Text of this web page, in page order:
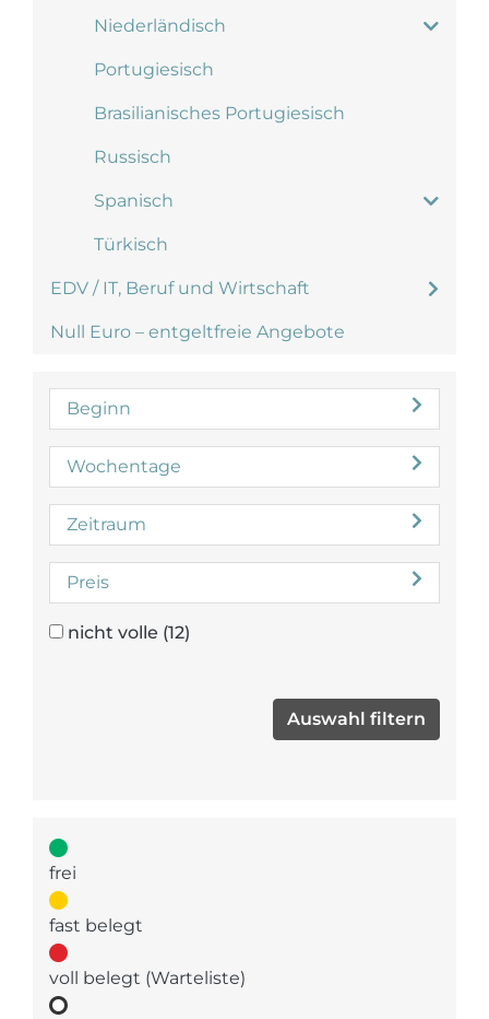
Niederländisch
Portugiesisch
Brasilianisches Portugiesisch
Russisch
Spanisch
Türkisch
EDV / IT, Beruf und Wirtschaft
Null Euro – entgeltfreie Angebote
Beginn
Wochentage
Zeitraum
Preis
nicht volle (12)
frei
fast belegt
voll belegt (Warteliste)